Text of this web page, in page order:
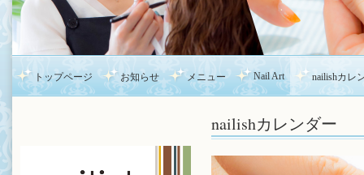
トップページ お知らせ メニュー Nail Art nailishカレ
nailishカレンダー